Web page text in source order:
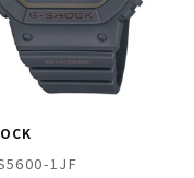
1JF